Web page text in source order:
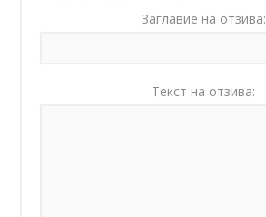
Заглавие на отзива:
Текст на отзива: